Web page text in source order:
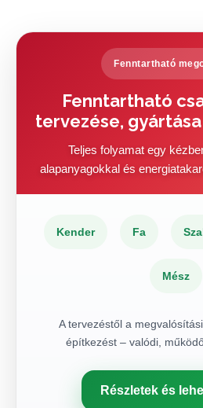
Fenntartható
Fenntartható
tervezése,
Teljes folyamat egy
alapanyagokkal és
Kender Fa
Mész
A tervezéstől a
építkezést – valódi,
Részletek és